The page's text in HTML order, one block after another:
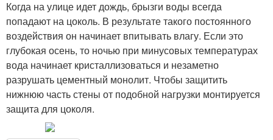
Когда на улице идет дождь, брызги воды всегда
попадают на цоколь. В результате такого постоянного
воздействия он начинает впитывать влагу. Если это
глубокая осень, то ночью при минусовых температурах
вода начинает кристаллизоваться и незаметно
разрушать цементный монолит. Чтобы защитить
нижнюю часть стены от подобной нагрузки монтируется
защита для цоколя.